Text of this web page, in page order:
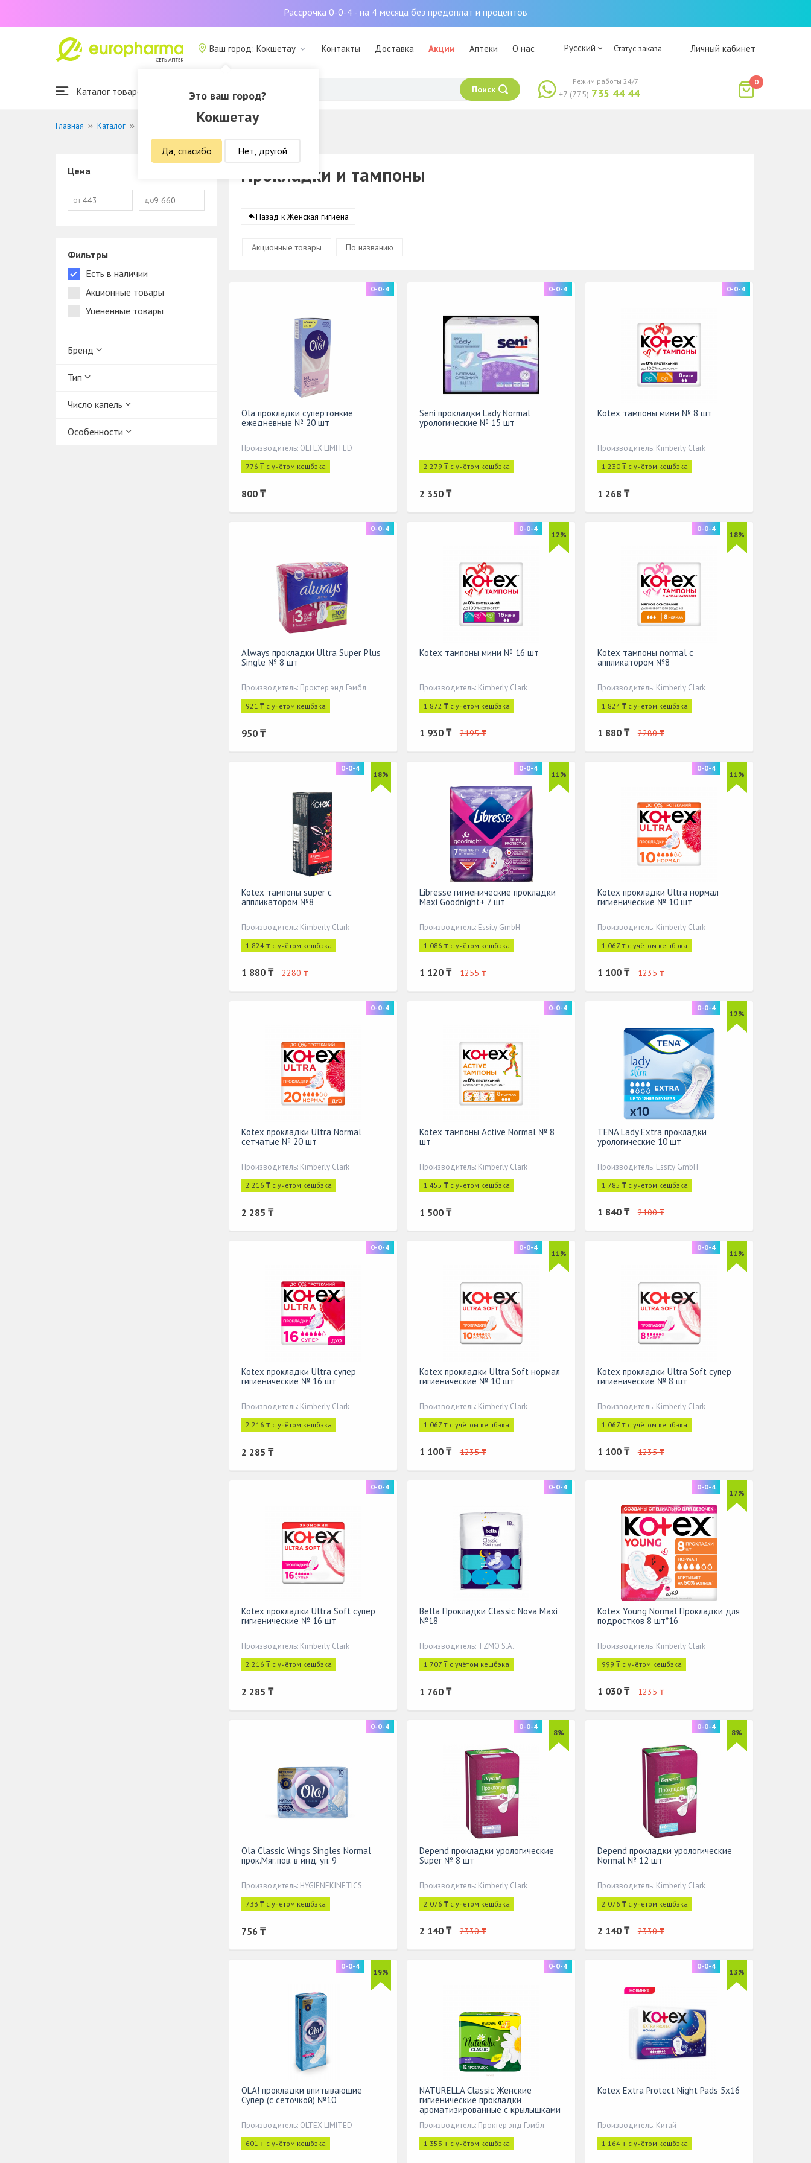
Рассрочка 0-0-4 - на 4 месяца без предоплат и процентов
Ваш город: Кокшетау
Это ваш город?
Кокшетау
Да, спасибо Нет, другой
Контакты Доставка Акции Аптеки О нас Русский Статус заказа Личный кабинет
Каталог товаров Поиск +7 (775) 735 44 44
Режим работы 24/7 0
Главная Каталог Прокладки и тампоны
Цена
от до
Фильтры
Есть в наличии
Акционные товары
Уцененные товары
Бренд
Тип
Число капель
Особенности
Прокладки и тампоны
Назад к Женская гигиена
Акционные товары По названию
0-0-4
Ola прокладки супертонкие
ежедневные № 20 шт
Производитель: OLTEX LIMITED
776 ₸ с учётом кешбэка
800 ₸
0-0-4
Seni прокладки Lady Normal
урологические № 15 шт
2 279 ₸ с учётом кешбэка
2 350 ₸
0-0-4
Kotex тампоны мини № 8 шт
Производитель: Kimberly Clark
1 230 ₸ с учётом кешбэка
1 268 ₸
0-0-4
Always прокладки Ultra Super Plus
Single № 8 шт
Производитель: Проктер энд Гэмбл
921 ₸ с учётом кешбэка
950 ₸
12%
0-0-4
Kotex тампоны мини № 16 шт
Производитель: Kimberly Clark
1 872 ₸ с учётом кешбэка
1 930 ₸ 2195 ₸
18%
0-0-4
Kotex тампоны normal с
аппликатором №8
Производитель: Kimberly Clark
1 824 ₸ с учётом кешбэка
1 880 ₸ 2280 ₸
18%
0-0-4
Kotex тампоны super с
аппликатором №8
Производитель: Kimberly Clark
1 824 ₸ с учётом кешбэка
1 880 ₸ 2280 ₸
11%
0-0-4
Libresse гигиенические прокладки
Maxi Goodnight+ 7 шт
Производитель: Essity GmbH
1 086 ₸ с учётом кешбэка
1 120 ₸ 1255 ₸
11%
0-0-4
Kotex прокладки Ultra нормал
гигиенические № 10 шт
Производитель: Kimberly Clark
1 067 ₸ с учётом кешбэка
1 100 ₸ 1235 ₸
0-0-4
Kotex прокладки Ultra Normal
сетчатые № 20 шт
Производитель: Kimberly Clark
2 216 ₸ с учётом кешбэка
2 285 ₸
0-0-4
Kotex тампоны Active Normal № 8
шт
Производитель: Kimberly Clark
1 455 ₸ с учётом кешбэка
1 500 ₸
12%
0-0-4
TENA Lady Extra прокладки
урологические 10 шт
Производитель: Essity GmbH
1 785 ₸ с учётом кешбэка
1 840 ₸ 2100 ₸
0-0-4
Kotex прокладки Ultra супер
гигиенические № 16 шт
Производитель: Kimberly Clark
2 216 ₸ с учётом кешбэка
2 285 ₸
11%
0-0-4
Kotex прокладки Ultra Soft нормал
гигиенические № 10 шт
Производитель: Kimberly Clark
1 067 ₸ с учётом кешбэка
1 100 ₸ 1235 ₸
11%
0-0-4
Kotex прокладки Ultra Soft супер
гигиенические № 8 шт
Производитель: Kimberly Clark
1 067 ₸ с учётом кешбэка
1 100 ₸ 1235 ₸
0-0-4
Kotex прокладки Ultra Soft супер
гигиенические № 16 шт
Производитель: Kimberly Clark
2 216 ₸ с учётом кешбэка
2 285 ₸
0-0-4
Bella Прокладки Classic Nova Maxi
№18
Производитель: TZMO S.A.
1 707 ₸ с учётом кешбэка
1 760 ₸
17%
0-0-4
Kotex Young Normal Прокладки для
подростков 8 шт*16
Производитель: Kimberly Clark
999 ₸ с учётом кешбэка
1 030 ₸ 1235 ₸
0-0-4
Ola Classic Wings Singles Normal
прок.Мяг.пов. в инд. уп. 9
Производитель: HYGIENEKINETICS
733 ₸ с учётом кешбэка
756 ₸
8%
0-0-4
Depend прокладки урологические
Super № 8 шт
Производитель: Kimberly Clark
2 076 ₸ с учётом кешбэка
2 140 ₸ 2330 ₸
8%
0-0-4
Depend прокладки урологические
Normal № 12 шт
Производитель: Kimberly Clark
2 076 ₸ с учётом кешбэка
2 140 ₸ 2330 ₸
19%
0-0-4
OLA! прокладки впитывающие
Супер (с сеточкой) №10
Производитель: OLTEX LIMITED
601 ₸ с учётом кешбэка
0-0-4
NATURELLA Classic Женские
гигиенические прокладки
ароматизированные с крылышками
Camomile Night Duo
Производитель: Проктер энд Гэмбл
1 353 ₸ с учётом кешбэка
13%
0-0-4
Kotex Extra Protect Night Pads 5х16
Производитель: Китай
1 164 ₸ с учётом кешбэка